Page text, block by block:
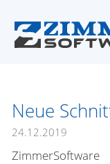
Neue
24.12.2019
ZimmerSoftware